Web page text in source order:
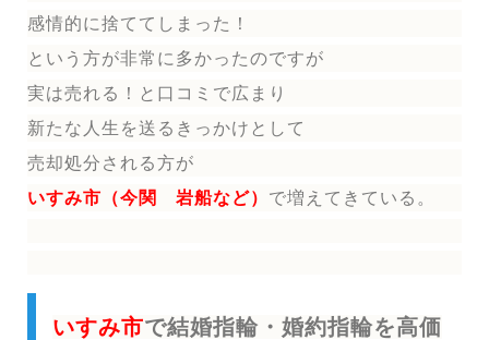
感情的に捨ててしまった！
という方が非常に多かったのですが
実は売れる！と口コミで広まり
新たな人生を送る きっかけとして
売却処分される方が
いすみ市（今関 岩船など） で増えてきている。
いすみ市で結婚指輪・婚約指輪を高価